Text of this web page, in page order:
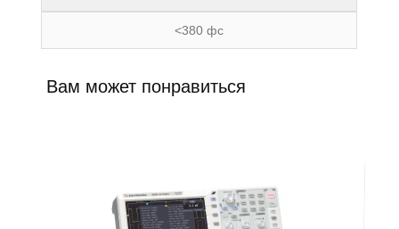
<380 фс
Вам может понравиться